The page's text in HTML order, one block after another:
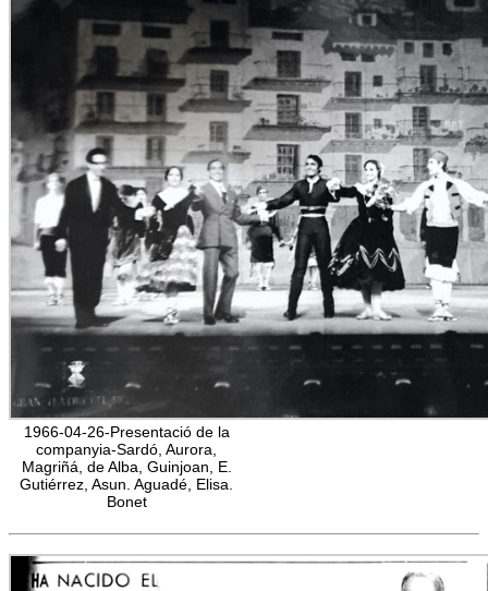
1966-04-26-Presentació de la
companyia-Sardó, Aurora,
Magriñá, de Alba, Guinjoan, E.
Gutiérrez, Asun. Aguadé, Elisa.
Bonet